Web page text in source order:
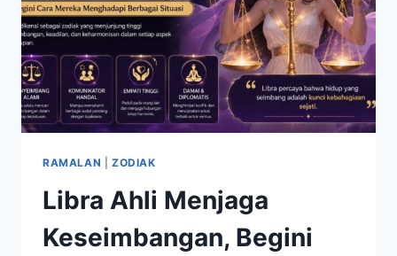
PALING
BERUNTUNG?
RAMALAN ZODIAK
Libra Ahli Menjaga
Keseimbangan, Begini